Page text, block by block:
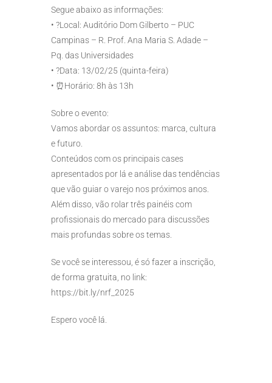
Segue abaixo as informações:
•⁠ ⁠?Local: Auditório Dom Gilberto – PUC
Campinas – R. Prof. Ana Maria S. Adade –
Pq. das Universidades
•⁠ ⁠?Data: 13/02/25 (quinta-feira)
•⁠ ⁠⏰Horário: 8h às 13h
Sobre o evento:
Vamos abordar os assuntos: marca, cultura
e futuro.
Conteúdos com os principais cases
apresentados por lá e análise das tendências
que vão guiar o varejo nos próximos anos.
Além disso, vão rolar três painéis com
profissionais do mercado para discussões
mais profundas sobre os temas.
Se você se interessou, é só fazer a inscrição,
de forma gratuita, no link:
https://bit.ly/nrf_2025
Espero você lá.